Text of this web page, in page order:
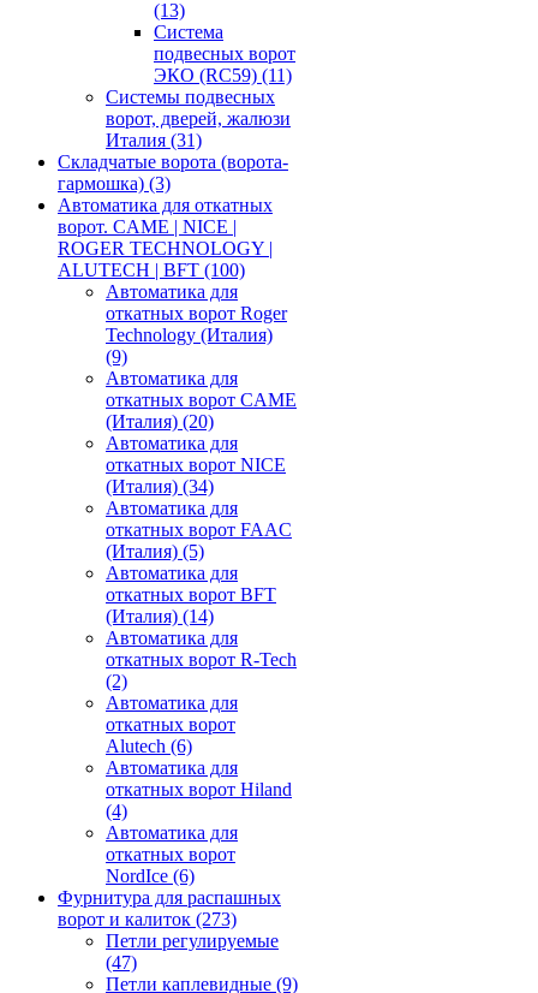
(13)
Система
подвесных ворот
ЭКО (RC59) (11)
Системы подвесных
ворот, дверей, жалюзи
Италия (31)
Складчатые ворота (ворота-
гармошка) (3)
Автоматика для откатных
ворот. CAME | NICE |
ROGER TECHNOLOGY |
ALUTECH | BFT (100)
Автоматика для
откатных ворот Roger
Technology (Италия)
(9)
Автоматика для
откатных ворот CAME
(Италия) (20)
Автоматика для
откатных ворот NICE
(Италия) (34)
Автоматика для
откатных ворот FAAC
(Италия) (5)
Автоматика для
откатных ворот BFT
(Италия) (14)
Автоматика для
откатных ворот R-Tech
(2)
Автоматика для
откатных ворот
Alutech (6)
Автоматика для
откатных ворот Hiland
(4)
Автоматика для
откатных ворот
NordIce (6)
Фурнитура для распашных
ворот и калиток (273)
Петли регулируемые
(47)
Петли каплевидные (9)